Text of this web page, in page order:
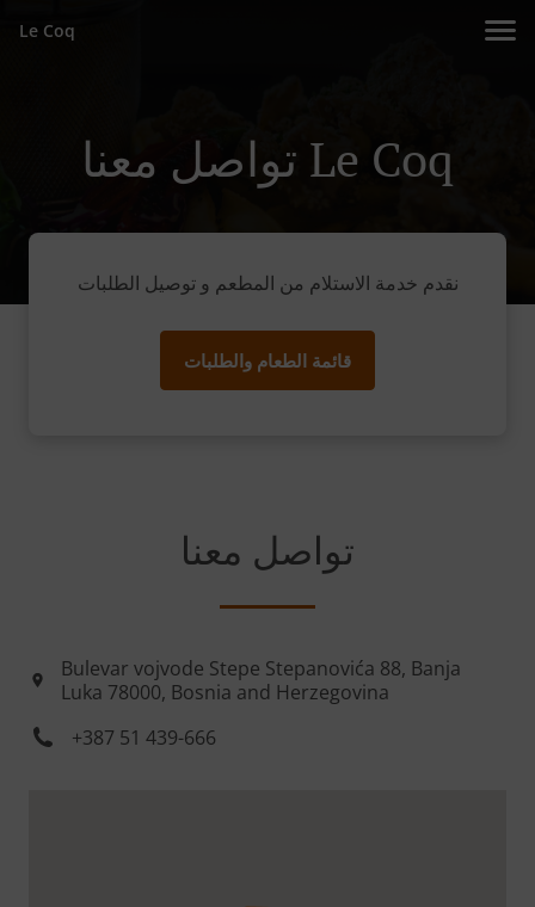
Le Coq
تواصل معنا Le Coq
نقدم خدمة الاستلام من المطعم و توصيل الطلبات
قائمة الطعام والطلبات
تواصل معنا
Bulevar vojvode Stepe Stepanovića 88, Banja
Luka 78000, Bosnia and Herzegovina
+387 51 439-666